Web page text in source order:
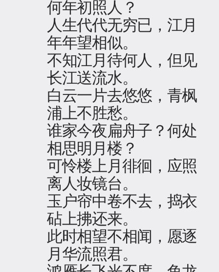
何年初照人？
人生代代无穷已，江月
年年望相似。
不知江月待何人，但见
长江送流水。
白云一片去悠悠，青枫
浦上不胜愁。
谁家今夜扁舟子？何处
相思明月楼？
可怜楼上月徘徊，应照
离人妆镜台。
玉户帘中卷不去，捣衣
砧上拂还来。
此时相望不相闻，愿逐
月华流照君。